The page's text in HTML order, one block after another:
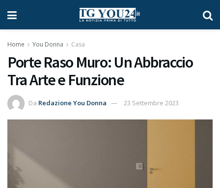
Home You Donna Casa
Porte Raso Muro: Un Abbraccio
Tra Arte e Funzione
Da Redazione You Donna 23 Settembre 2023